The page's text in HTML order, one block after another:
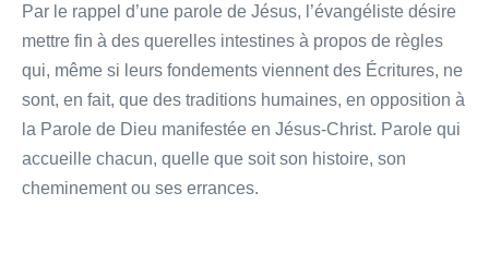
Par le rappel d’une parole de Jésus, l’évangéliste désire
mettre fin à des querelles intestines à propos de règles
qui, même si leurs fondements viennent des Écritures, ne
sont, en fait, que des traditions humaines, en opposition à
la Parole de Dieu manifestée en Jésus-Christ. Parole qui
accueille chacun, quelle que soit son histoire, son
cheminement ou ses errances.